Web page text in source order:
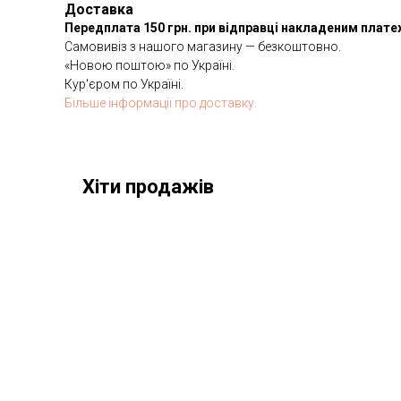
Доставка
Передплата 150 грн. при відправці накладеним
Самовивіз з нашого магазину — безкоштовно.
«Новою поштою» по Україні.
Кур'єром по Україні.
Більше інформації про доставку.
Хіти продажів